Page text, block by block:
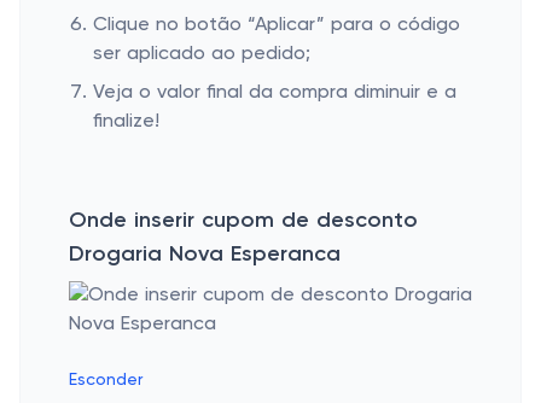
Clique no botão “Aplicar” para o código
ser aplicado ao pedido;
Veja o valor final da compra diminuir e a
finalize!
Onde inserir cupom de desconto
Drogaria Nova Esperanca
Esconder